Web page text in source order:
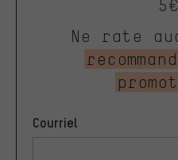
Ne rate
Courriel